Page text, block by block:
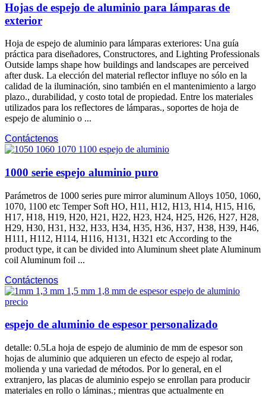
Hojas de espejo de aluminio para lámparas de
exterior
Hoja de espejo de aluminio para lámparas exteriores: Una guía
práctica para diseñadores, Constructores, and Lighting Professionals
Outside lamps shape how buildings and landscapes are perceived
after dusk. La elección del material reflector influye no sólo en la
calidad de la iluminación, sino también en el mantenimiento a largo
plazo., durabilidad, y costo total de propiedad. Entre los materiales
utilizados para los reflectores de lámparas., soportes de hoja de
espejo de aluminio o ...
Contáctenos
1000 serie espejo aluminio puro
Parámetros de 1000 series pure mirror aluminum Alloys 1050, 1060,
1070, 1100 etc Temper Soft HO, H11, H12, H13, H14, H15, H16,
H17, H18, H19, H20, H21, H22, H23, H24, H25, H26, H27, H28,
H29, H30, H31, H32, H33, H34, H35, H36, H37, H38, H39, H46,
H111, H112, H114, H116, H131, H321 etc According to the
product type, it can be divided into Aluminum sheet plate Aluminum
coil Aluminum foil ...
Contáctenos
espejo de aluminio de espesor personalizado
detalle: 0.5La hoja de espejo de aluminio de mm de espesor son
hojas de aluminio que adquieren un efecto de espejo al rodar,
molienda y una variedad de métodos. Por lo general, en el
extranjero, las placas de aluminio espejo se enrollan para producir
materiales en rollo o láminas.; mientras que actualmente en